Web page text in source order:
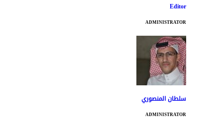
Editor
ADMINISTRATOR
سلطان المنصوري
ADMINISTRATOR